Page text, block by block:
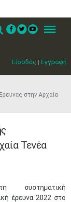
Είσοδος | Εγγραφή
Menu
στην Αρχαία
Τενέα
συστηματική
έρευνα 2022 στο